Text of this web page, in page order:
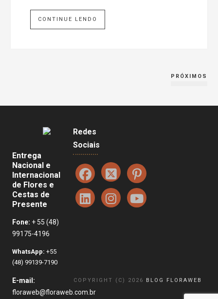
CONTINUE LENDO
PRÓXIMOS
Entrega
Nacional e
Internacional
de Flores e
Cestas de
Presente
Fone: + 55 (48)
99175-4196
WhatsApp: +55
(48) 99139-7190
E-mail:
floraweb@floraweb.com.br
Redes
Sociais
COPYRIGHT (C) 2026 BLOG FLORAWEB